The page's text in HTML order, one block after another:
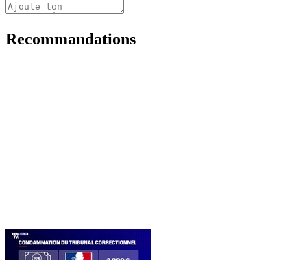
Recommandations